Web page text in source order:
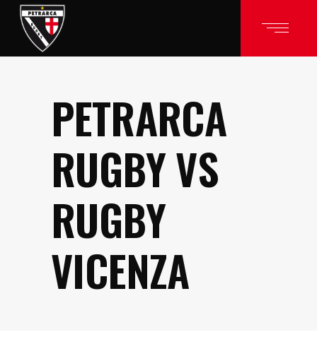
PETRARCA
RUGBY VS
RUGBY
VICENZA